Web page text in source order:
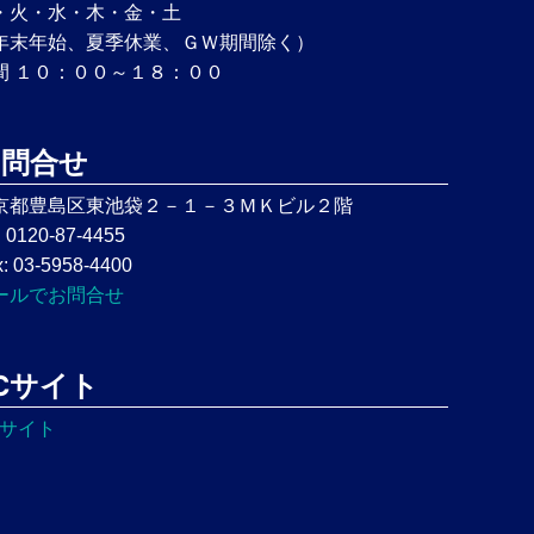
火・水・木・金・土
末年始、夏季休業、ＧＷ期間除く）
１０：００～１８：００
合せ
都豊島区東池袋２－１－３ＭＫビル２階
0120-87-4455
03-5958-4400
ルでお問合せ
サイト
イト